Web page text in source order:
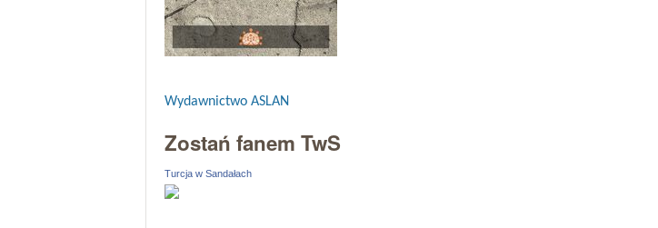
Wydawnictwo ASLAN
Zostań fanem TwS
Turcja w Sandałach